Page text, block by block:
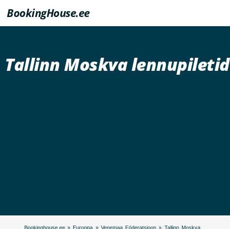
BookingHouse.ee
Tallinn Moskva lennupiletid
Bookinghouse.ee » Euroopa » Venemaa Föderatsioon » Tallinn Moskva